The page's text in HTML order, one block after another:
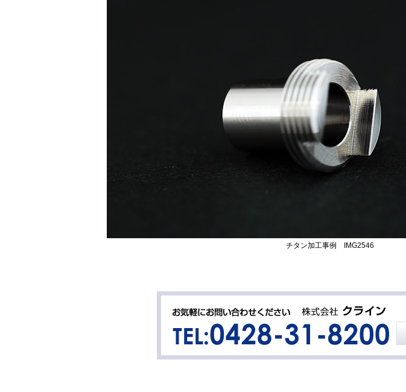
チタン加工事例 IMG2546